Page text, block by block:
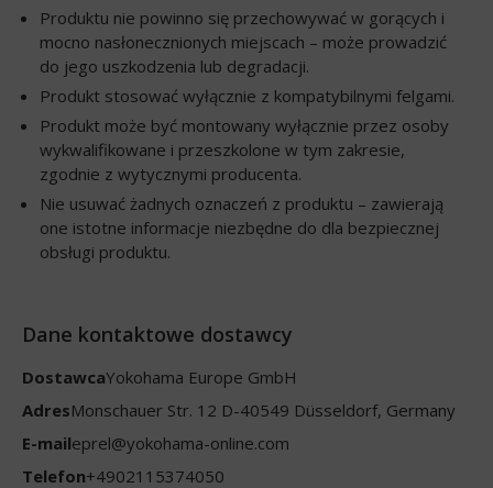
Produktu nie powinno się przechowywać w gorących i
mocno nasłonecznionych miejscach – może prowadzić
do jego uszkodzenia lub degradacji.
Produkt stosować wyłącznie z kompatybilnymi felgami.
Produkt może być montowany wyłącznie przez osoby
wykwalifikowane i przeszkolone w tym zakresie,
zgodnie z wytycznymi producenta.
Nie usuwać żadnych oznaczeń z produktu – zawierają
one istotne informacje niezbędne do dla bezpiecznej
obsługi produktu.
Dane kontaktowe dostawcy
DostawcaYokohama Europe GmbH
AdresMonschauer Str. 12 D-40549 Düsseldorf, Germany
E-maileprel@yokohama-online.com
Telefon+4902115374050